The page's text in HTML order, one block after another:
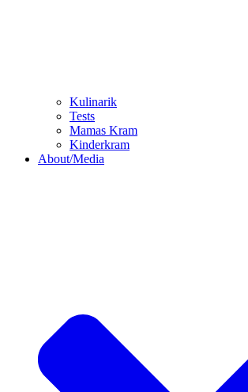
Kulinarik
Tests
Mamas Kram
Kinderkram
About/Media